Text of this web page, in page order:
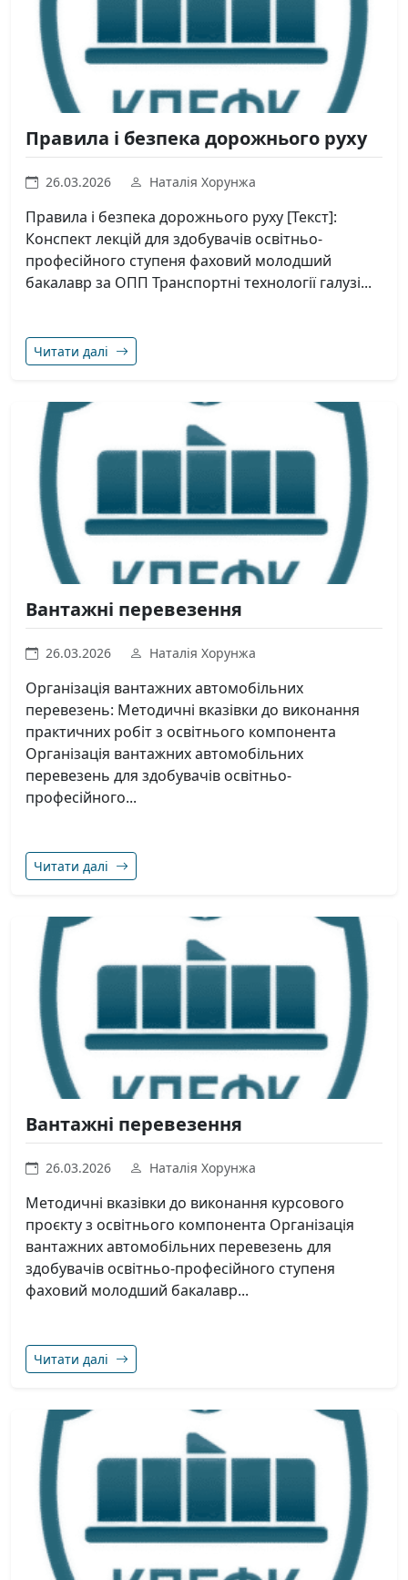
Правила і безпека дорожнього руху
26.03.2026 Наталія Хорунжа
Правила і безпека дорожнього руху [Текст]:
Конспект лекцій для здобувачів освітньо-
професійного ступеня фаховий молодший
бакалавр за ОПП Транспортні технології галузі...
Читати далі
Вантажні перевезення
26.03.2026 Наталія Хорунжа
Організація вантажних автомобільних
перевезень: Методичні вказівки до виконання
практичних робіт з освітнього компонента
Організація вантажних автомобільних
перевезень для здобувачів освітньо-
професійного...
Читати далі
Вантажні перевезення
26.03.2026 Наталія Хорунжа
Методичні вказівки до виконання курсового
проєкту з освітнього компонента Організація
вантажних автомобільних перевезень для
здобувачів освітньо-професійного ступеня
фаховий молодший бакалавр...
Читати далі